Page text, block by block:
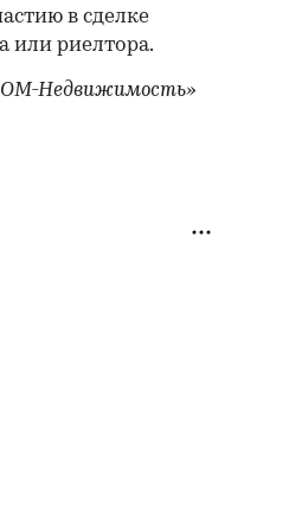
в сделке
или риелтора.
Недвижимость»